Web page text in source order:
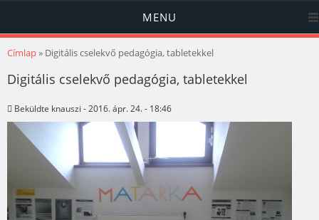
MENU
Jelenlegi hely
Címlap» Digitális cselekvő pedagógia, tabletekkel
Digitális cselekvő pedagógia, tabletekkel
Beküldte knauszi - 2016. ápr. 24. - 18:46